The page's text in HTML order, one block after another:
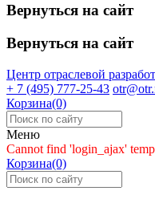
Вернуться на сайт
Вернуться на сайт
Центр отраслевой
+ 7 (495) 777-25-43
Корзина(0)
Меню
Cannot find 'login_ajax'
Корзина(0)